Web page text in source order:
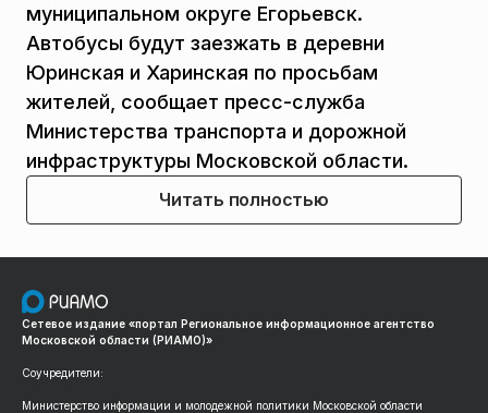
муниципальном округе Егорьевск.
Автобусы будут заезжать в деревни
Юринская и Харинская по просьбам
жителей, сообщает пресс-служба
Министерства транспорта и дорожной
инфраструктуры Московской области.
Читать полностью
Сетевое издание «портал Региональное информационное агентство
Московской области (РИАМО)»
Соучредители:
Министерство информации и молодежной политики Московской области